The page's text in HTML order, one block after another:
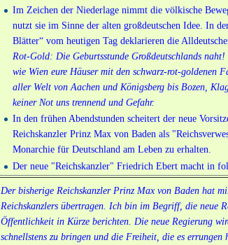
Im Zeichen der Niederlage nimmt die völkische
nutzt sie im Sinne der alten großdeutschen Idee. In
Blätter“ vom heutigen Tag deklarieren die
Rot-Gold: Die Geburtsstunde Großdeutschlands
wie Wien eure Häuser mit den schwarz-rot-goldenen
aller Welt von Aachen und Königsberg bis Bozen,
keiner Not uns trennend und Gefahr.
In den frühen Abendstunden scheitert der neue
Reichskanzler Prinz Max von Baden als
Monarchie für Deutschland am Leben zu erhalten.
Der neue "Reichskanzler" Friedrich Ebert macht in
Der bisherige Reichskanzler Prinz Max von Baden hat
Reichskanzlers übertragen. Ich bin im Begriff, die neue
Öffentlichkeit in Kürze berichten. Die neue Regierung
schnellstens zu bringen und die Freiheit, die es